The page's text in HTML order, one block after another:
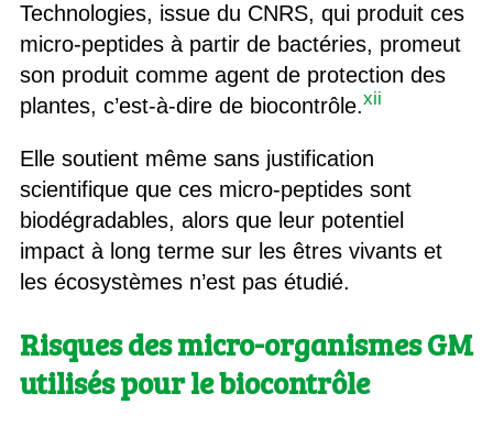
Technologies, issue du CNRS, qui produit ces
micro-peptides à partir de bactéries, promeut
son produit comme agent de protection des
plantes, c’est-à-dire de biocontrôle.xii
Elle soutient même sans justification
scientifique que ces micro-peptides sont
biodégradables, alors que leur potentiel
impact à long terme sur les êtres vivants et
les écosystèmes n’est pas étudié.
Risques des micro-organismes GM
utilisés pour le biocontrôle